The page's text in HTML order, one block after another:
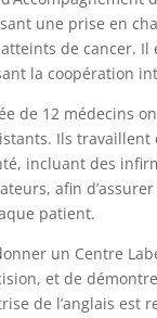
une prise en
de cancer.
la coopération
de 12 médecins
Ils
incluant des
afin
patient.
un Centre
et de
de l’anglais est